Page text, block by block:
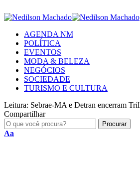
AGENDA NM
POLÍTICA
EVENTOS
MODA & BELEZA
NEGÓCIOS
SOCIEDADE
TURISMO E CULTURA
Leitura: Sebrae-MA e Detran encerram
Compartilhar
Aa